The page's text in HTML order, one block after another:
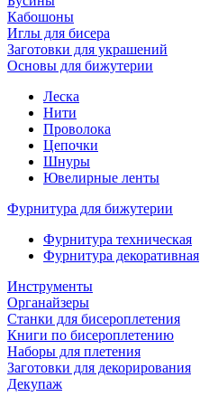
Кабошоны
Иглы для бисера
Заготовки для украшений
Основы для бижутерии
Леска
Нити
Проволока
Цепочки
Шнуры
Ювелирные ленты
Фурнитура для бижутерии
Фурнитура техническая
Фурнитура декоративная
Инструменты
Органайзеры
Станки для бисероплетения
Книги по бисероплетению
Наборы для плетения
Заготовки для декорирования
Декупаж